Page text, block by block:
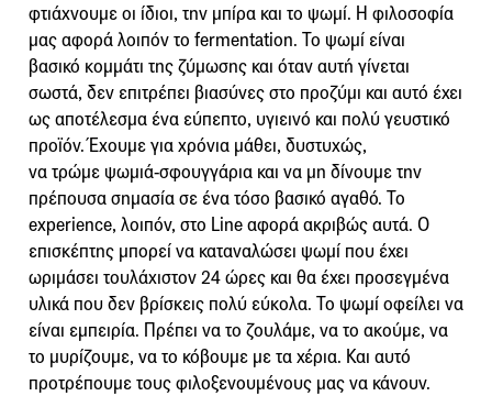
φτιάχνουμε οι ίδιοι, την μπίρα και το ψωμί. Η φιλοσοφία
μας αφορά λοιπόν το fermentation. Το ψωμί είναι
βασικό κομμάτι της ζύμωσης και όταν αυτή γίνεται
σωστά, δεν επιτρέπει βιασύνες στο προζύμι και αυτό έχει
ως αποτέλεσμα ένα εύπεπτο, υγιεινό και πολύ γευστικό
προϊόν. Έχουμε για χρόνια μάθει, δυστυχώς,
να τρώμε ψωμιά-σφουγγάρια και να μη δίνουμε την
πρέπουσα σημασία σε ένα τόσο βασικό αγαθό. Το
experience, λοιπόν, στο Line αφορά ακριβώς αυτά. Ο
επισκέπτης μπορεί να καταναλώσει ψωμί που έχει
ωριμάσει τουλάχιστον 24 ώρες και θα έχει προσεγμένα
υλικά που δεν βρίσκεις πολύ εύκολα. Το ψωμί οφείλει να
είναι εμπειρία. Πρέπει να το ζουλάμε, να το ακούμε, να
το μυρίζουμε, να το κόβουμε με τα χέρια. Και αυτό
προτρέπουμε τους φιλοξενουμένους μας να κάνουν.